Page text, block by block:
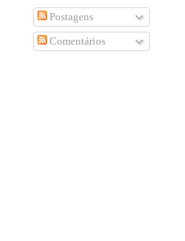
Postagens
Comentários